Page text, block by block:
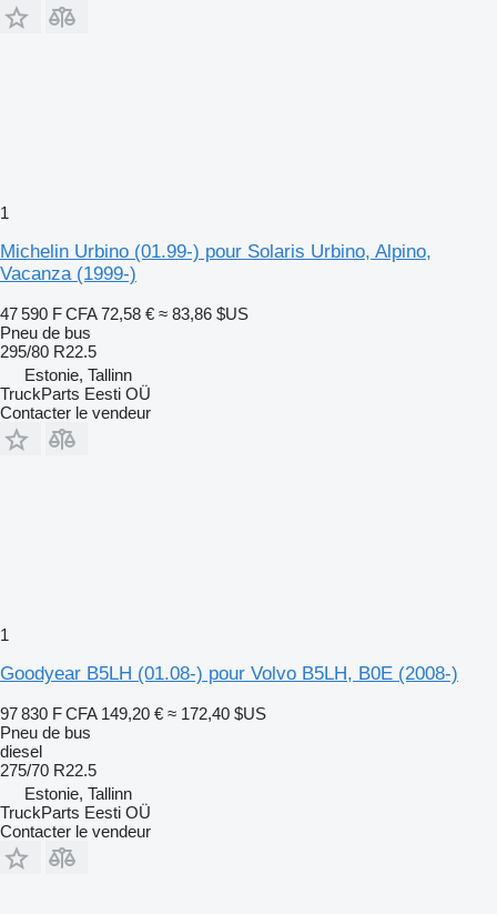
1
Michelin Urbino (01.99-) pour Solaris Urbino, Alpino,
Vacanza (1999-)
47 590 F CFA 72,58 € ≈ 83,86 $US
Pneu de bus
295/80 R22.5
Estonie, Tallinn
TruckParts Eesti OÜ
Contacter le vendeur
1
Goodyear B5LH (01.08-) pour Volvo B5LH, B0E (2008-)
97 830 F CFA 149,20 € ≈ 172,40 $US
Pneu de bus
diesel
275/70 R22.5
Estonie, Tallinn
TruckParts Eesti OÜ
Contacter le vendeur